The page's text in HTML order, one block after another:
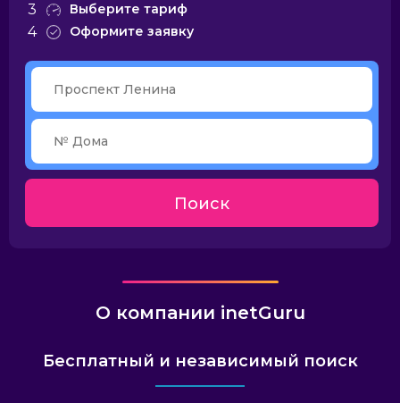
3 Выберите тариф
4 Оформите заявку
Поиск
О компании inetGuru
Бесплатный и независимый поиск